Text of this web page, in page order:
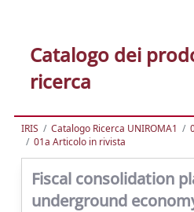
Catalogo dei
ricerca
IRIS Catalogo Ricerca UNIROMA1
01a Articolo in rivista
Fiscal consolidation
underground